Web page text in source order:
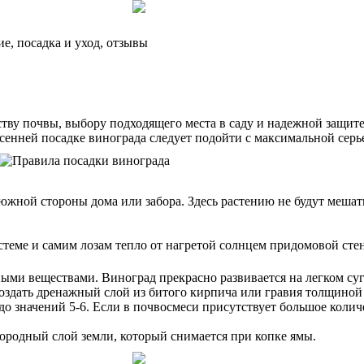
посадка и уход, отзывы
почвы, выбору подходящего места в саду и надежной
посадке винограда следует подойти с максимальной
стороны дома или забора. Здесь растению не будут
и самим лозам тепло от нагретой солнцем придомовой
веществами. Виноград прекрасно развивается на легком
дренажный слой из битого кирпича или гравия
значений 5-6. Если в почвосмеси присутствует большое
слой земли, который снимается при копке ямы.